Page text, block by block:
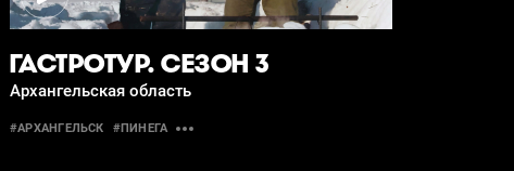
ГАСТРОТУР. СЕЗОН 3
Архангельская область
#АРХАНГЕЛЬСК #ПИНЕГА